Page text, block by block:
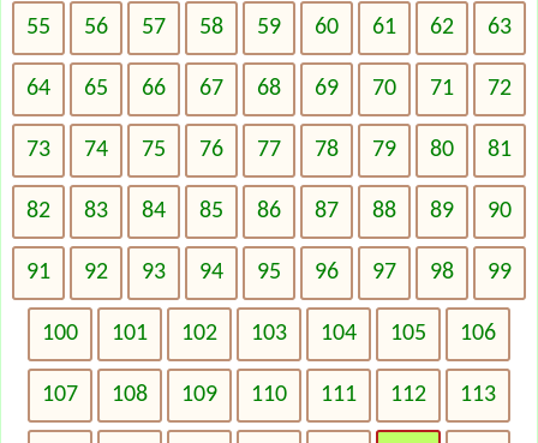
55 56 57 58 59 60 61 62 63
64 65 66 67 68 69 70 71 72
73 74 75 76 77 78 79 80 81
82 83 84 85 86 87 88 89 90
91 92 93 94 95 96 97 98 99
100 101 102 103 104 105 106
107 108 109 110 111 112 113